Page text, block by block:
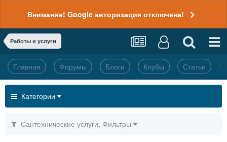
Внимание! Google авторизация отключена!
Работы и услуги
Главная Форумы Блоги Клубы Статьи
Категории
Сантехнические услуги: Фильтры